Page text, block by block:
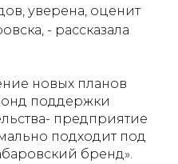
уверена, оценит
- рассказала
новых планов
поддержки
предприятие
подходит под
бренд».